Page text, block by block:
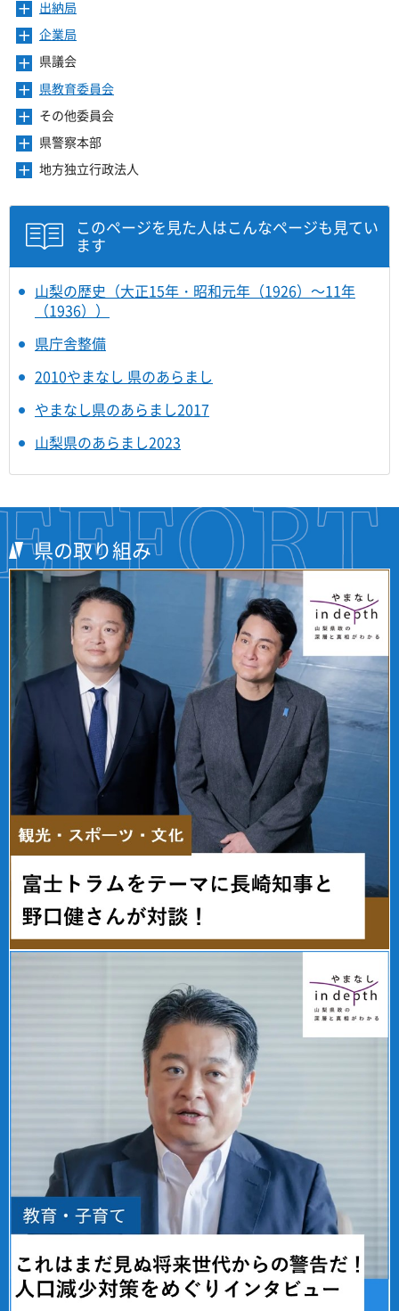
す
ま
す
開
き
ま
す
ー
を
開
き
ま
す
ュ
ー
開
き
ま
す
メ
ニ
ュ
ー
を
開
き
ま
す
出納局
メ
ニ
ュ
ー
を
開
き
ま
す
企業局
メ
ニ
ュ
ー
を
開
き
ま
県議会
メ
ニ
ュ
ー
を
開
ま
す
県教育委員会
メ
ニ
ュ
ー
開
き
す
その他委員会
メ
ニ
ュ
を
開
き
県警察本部
メ
ュ
ー
き
ま
地方独立行政法人
このページを見た人はこんなページも見てい
ます
山梨の歴史（大正15年・昭和元年（1926）～11年
（1936））
県庁舎整備
2010やまなし 県のあらまし
やまなし県のあらまし2017
山梨県のあらまし2023
県の取り組み